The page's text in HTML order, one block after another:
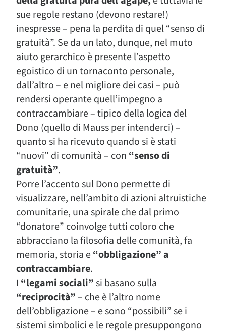
sue regole restano (devono restare!)
inespresse – pena la perdita di quel “senso di
gratuità”. Se da un lato, dunque, nel muto
aiuto gerarchico è presente l’aspetto
egoistico di un tornaconto personale,
dall’altro – e nel migliore dei casi – può
rendersi operante quell’impegno a
contraccambiare – tipico della logica del
Dono (quello di Mauss per intenderci) –
quanto si ha ricevuto quando si è stati
“nuovi” di comunità – con “senso di
gratuità”.
Porre l’accento sul Dono permette di
visualizzare, nell’ambito di azioni altruistiche
comunitarie, una spirale che dal primo
“donatore” coinvolge tutti coloro che
abbracciano la filosofia delle comunità, fa
memoria, storia e“obbligazione” a
contraccambiare.
I “legami sociali”si basano sulla
“reciprocità” – che è l’altro nome
dell’obbligazione – e sono “possibili” se i
sistemi simbolici e le regole presuppongono